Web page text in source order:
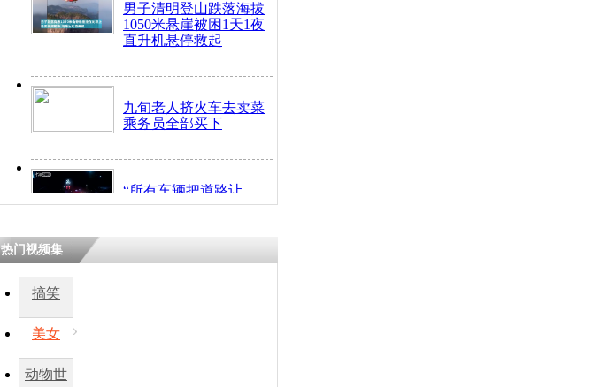
男子清明登山跌落海拔
1050米悬崖被困1天1夜
直升机悬停救起
九旬老人挤火车去卖菜
乘务员全部买下
“所有车辆把道路让
开！”儿童突发疾病交
热门视频集
搞笑
美女
动物世